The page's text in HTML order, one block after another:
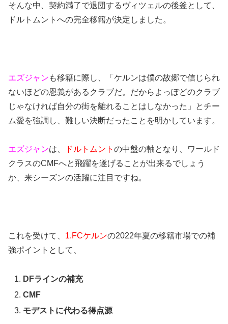
そんな中、契約満了で退団するヴィツェルの後釜として、
ドルトムントへの完全移籍が決定しました。
エズジャン も移籍に際し、「ケルンは僕の故郷で信じられ
ないほどの恩義があるクラブだ。だからよっぽどのクラブ
じゃなければ自分の街を離れることはしなかった」とチー
ム愛を強調し、難しい決断だったことを明かしています。
エズジャンは、 ドルトムント の中盤の軸となり、ワールド
クラスのCMFへと飛躍を遂げることが出来るでしょう
か、来シーズンの活躍に注目ですね。
これを受けて、 1.FCケルンの2022年夏の移籍市場での補
強ポイントとして、
DFラインの補充
CMF
モデストに代わる得点源